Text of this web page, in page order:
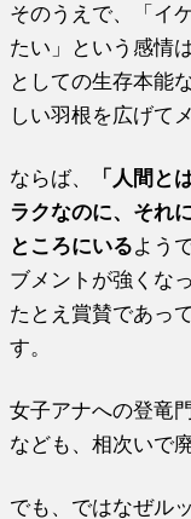
そのうえで、「イ
たい」という感情
としての生存本能
しい羽根を広げて
ならば、
「人間と
ラクなのに、それ
ところにいるよう
ブメントが強くな
たとえ賞賛であっ
す。
女子アナへの登竜
なども、相次いで
でも、ではなぜル